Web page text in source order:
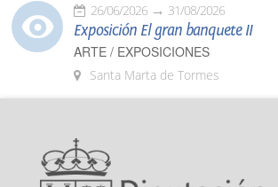
26/06/2026 31/08/2026
Exposición El gran banquete II
ARTE / EXPOSICIONES
Santa Marta de Tormes